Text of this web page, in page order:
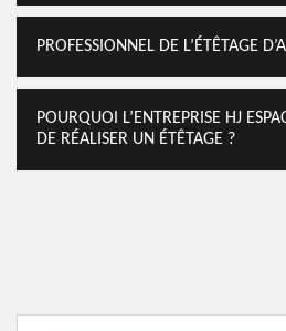
PROFESSIONNEL DE L’ÉTÊTAGE
POURQUOI L’ENTREPRISE HJ
DE RÉALISER UN ÉTÊTAGE ?